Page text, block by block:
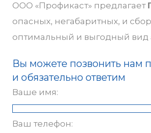
ООО «Профикаст» предлагает
опасных, негабаритных, и
оптимальный и выгодный вид
Вы можете позвонить нам
и обязательно ответим
Ваше имя:
Ваш телефон: